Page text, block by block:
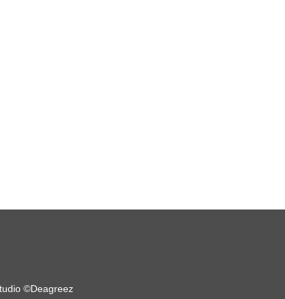
©Deagreez